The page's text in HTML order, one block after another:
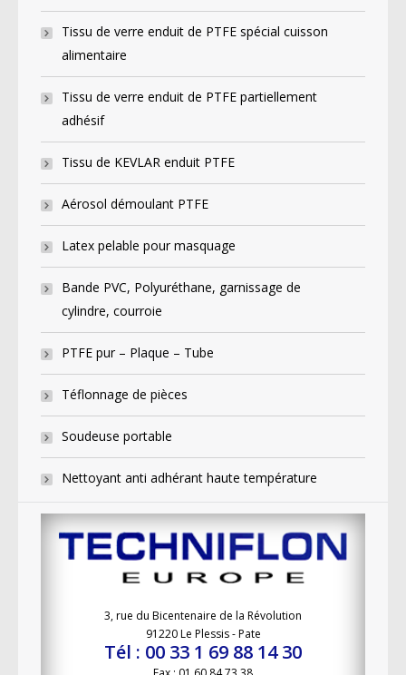
Tissu de verre enduit de PTFE spécial cuisson
alimentaire
Tissu de verre enduit de PTFE partiellement
adhésif
Tissu de KEVLAR enduit PTFE
Aérosol démoulant PTFE
Latex pelable pour masquage
Bande PVC, Polyuréthane, garnissage de
cylindre, courroie
PTFE pur – Plaque – Tube
Téflonnage de pièces
Soudeuse portable
Nettoyant anti adhérant haute température
3, rue du Bicentenaire de la Révolution
91220 Le Plessis - Pate
Tél : 00 33 1 69 88 14 30